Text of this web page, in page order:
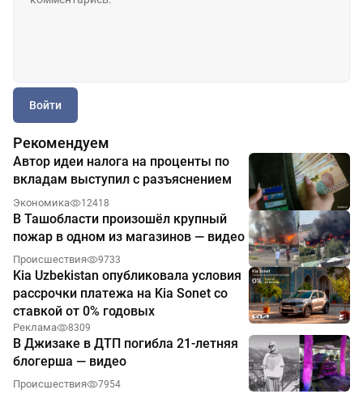
Войти
Рекомендуем
Автор идеи налога на проценты по
вкладам выступил с разъяснением
Экономика 12418
В Ташобласти произошёл крупный
пожар в одном из магазинов — видео
Происшествия 9733
Kia Uzbekistan опубликовала условия
рассрочки платежа на Kia Sonet со
ставкой от 0% годовых
Реклама 8309
В Джизаке в ДТП погибла 21-летняя
блогерша — видео
Происшествия 7954